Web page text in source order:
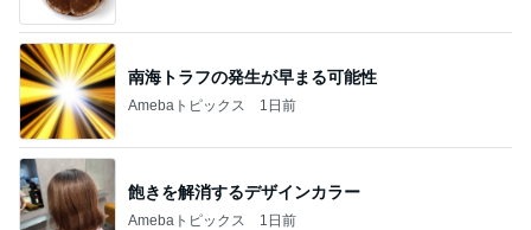
南海トラフの発生が早まる可能性
Amebaトピックス 1日前
飽きを解消するデザインカラー
Amebaトピックス 1日前